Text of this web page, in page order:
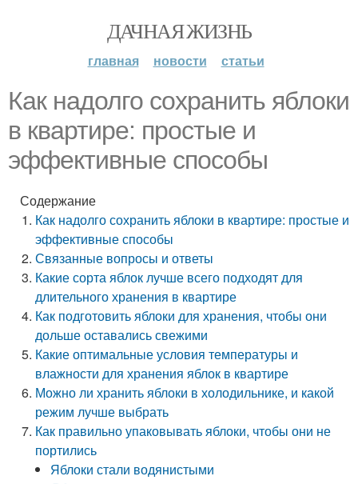
ДАЧНАЯ ЖИЗНЬ
главная новости статьи
Как надолго сохранить яблоки
в квартире: простые и
эффективные способы
Содержание
Как надолго сохранить яблоки в квартире: простые и
эффективные способы
Связанные вопросы и ответы
Какие сорта яблок лучше всего подходят для
длительного хранения в квартире
Как подготовить яблоки для хранения, чтобы они
дольше оставались свежими
Какие оптимальные условия температуры и
влажности для хранения яблок в квартире
Можно ли хранить яблоки в холодильнике, и какой
режим лучше выбрать
Как правильно упаковывать яблоки, чтобы они не
портились
Яблоки стали водянистыми